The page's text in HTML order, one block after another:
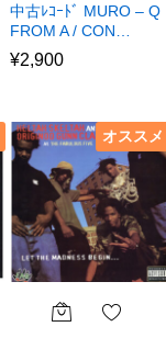
中古ﾚｺｰﾄﾞ MURO – Q
FROM A / CON…
¥2,900
オススメ